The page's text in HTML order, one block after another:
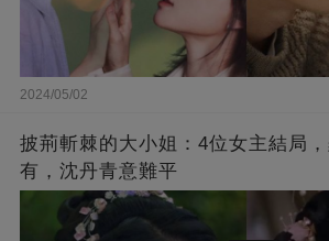
2024/05/02
披荊斬棘的大小姐：4位女主結局
有，沈丹青意難平